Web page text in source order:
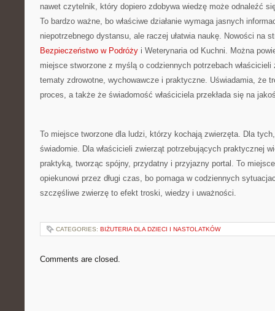
nawet czytelnik, który dopiero zdobywa wiedzę może odnaleźć
To bardzo ważne, bo właściwe działanie wymaga jasnych
niepotrzebnego dystansu, ale raczej ułatwia naukę. Nowości na
Bezpieczeństwo w Podróży i Weterynaria od Kuchni. Można
miejsce stworzone z myślą o codziennych potrzebach
tematy zdrowotne, wychowawcze i praktyczne. Uświadamia, że
proces, a także że świadomość właściciela przekłada się na
To miejsce tworzone dla ludzi, którzy kochają zwierzęta. Dla
świadomie. Dla właścicieli zwierząt potrzebujących praktycznej
praktyką, tworząc spójny, przydatny i przyjazny portal. To
opiekunowi przez długi czas, bo pomaga w codziennych
szczęśliwe zwierzę to efekt troski, wiedzy i uważności.
CATEGORIES: BIŻUTERIA DLA DZIECI I NASTOLATKÓW
Comments are closed.